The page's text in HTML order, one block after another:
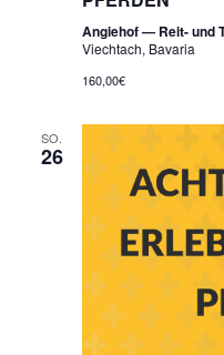
Angiehof — Reit- und
Viechtach, Bavaria
160,00€
SO.
26